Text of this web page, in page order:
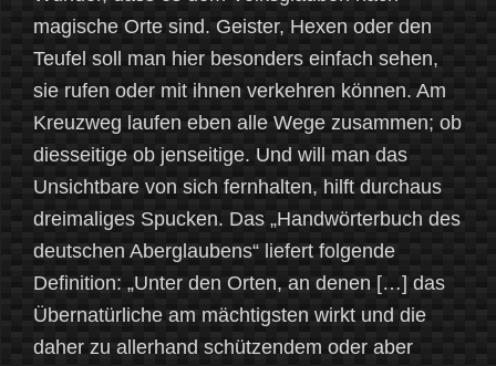
magische Orte sind. Geister, Hexen oder den
Teufel soll man hier besonders einfach sehen,
sie rufen oder mit ihnen verkehren können. Am
Kreuzweg laufen eben alle Wege zusammen; ob
diesseitige ob jenseitige. Und will man das
Unsichtbare von sich fernhalten, hilft durchaus
dreimaliges Spucken. Das „Handwörterbuch des
deutschen Aberglaubens“ liefert folgende
Definition: „Unter den Orten, an denen […] das
Übernatürliche am mächtigsten wirkt und die
daher zu allerhand schützendem oder aber